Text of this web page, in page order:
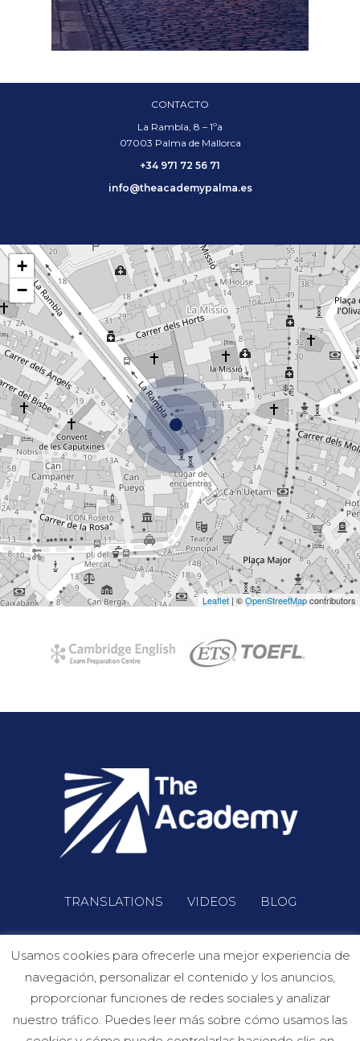
CONTACTO
La Rambla, 8 – 1ºa
07003 Palma de Mallorca
+34 971 72 56 71
info@theacademypalma.es
+
−
Leaflet | ©OpenStreetMapcontributors
TRANSLATIONS VIDEOS BLOG
info@theacademypalma.es | Tel. +34 971 72 56 71 | Aviso
Usamos cookies para ofrecerle una mejor experiencia de
navegación, personalizar el contenido y los anuncios,
proporcionar funciones de redes sociales y analizar
nuestro tráfico. Puedes leer más sobre cómo usamos las